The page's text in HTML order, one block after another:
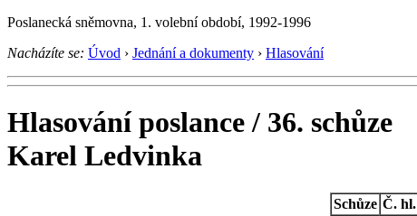
Poslanecká sněmovna, 1. volební období, 1992-1996
Nacházíte se: Úvod › Jednání a dokumenty › Hlasování
Hlasování poslance / 36. schůze
Karel Ledvinka
Schůze Č. hl.